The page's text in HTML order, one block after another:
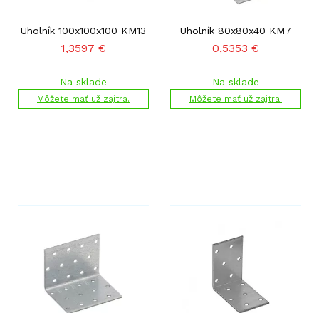
Uholník 100x100x100 KM13
1,3597 €
Na sklade
Môžete mať už zajtra.
Uholník 80x80x40 KM7
0,5353 €
Na sklade
Môžete mať už zajtra.